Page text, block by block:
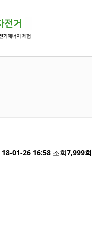
18-01-26 16:58 조회7,999회